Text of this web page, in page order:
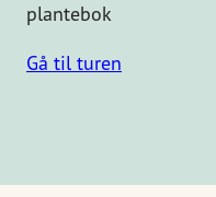
plantebok
Gå til turen